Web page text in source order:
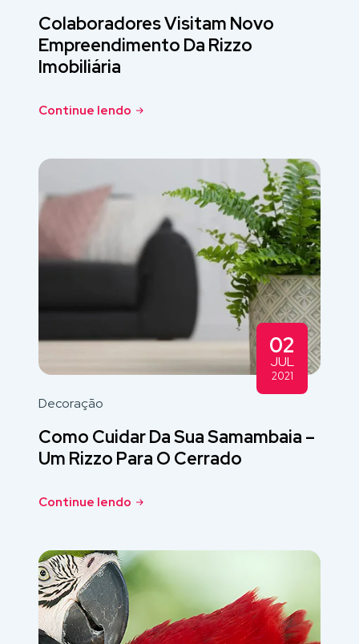
Colaboradores Visitam Novo
Empreendimento Da Rizzo
Imobiliária
Continue lendo
02
JUL
2021
Decoração
Como Cuidar Da Sua Samambaia –
Um Rizzo Para O Cerrado
Continue lendo